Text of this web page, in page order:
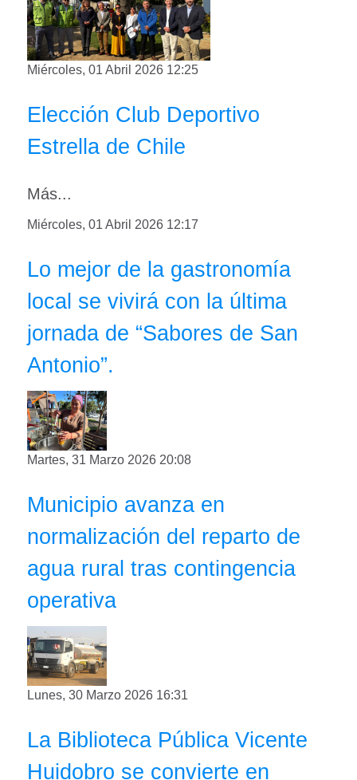
Miércoles, 01 Abril 2026 12:25
Elección Club Deportivo
Estrella de Chile
Más...
Miércoles, 01 Abril 2026 12:17
Lo mejor de la gastronomía
local se vivirá con la última
jornada de “Sabores de San
Antonio”.
Martes, 31 Marzo 2026 20:08
Municipio avanza en
normalización del reparto de
agua rural tras contingencia
operativa
Lunes, 30 Marzo 2026 16:31
La Biblioteca Pública Vicente
Huidobro se convierte en